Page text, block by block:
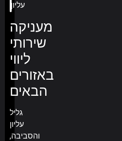
מעניקה
שירותי
ליווי
באזורים
הבאים
גליל
עליון
והסביבה,